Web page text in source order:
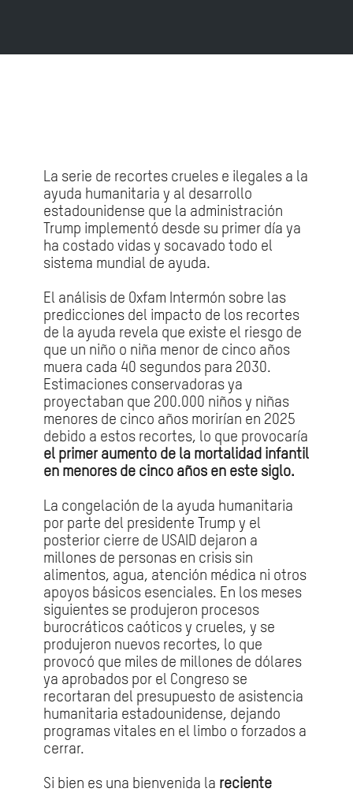
La serie de recortes crueles e ilegales a la
ayuda humanitaria y al desarrollo
estadounidense que la administración
Trump implementó desde su primer día ya
ha costado vidas y socavado todo el
sistema mundial de ayuda.
El análisis de Oxfam Intermón sobre las
predicciones del impacto de los recortes
de la ayuda revela que existe el riesgo de
que un niño o niña menor de cinco años
muera cada 40 segundos para 2030.
Estimaciones conservadoras ya
proyectaban que 200.000 niños y niñas
menores de cinco años morirían en 2025
debido a estos recortes, lo que provocaría
el primer aumento de la mortalidad infantil
en menores de cinco años en este siglo.
La congelación de la ayuda humanitaria
por parte del presidente Trump y el
posterior cierre de USAID dejaron a
millones de personas en crisis sin
alimentos, agua, atención médica ni otros
apoyos básicos esenciales. En los meses
siguientes se produjeron procesos
burocráticos caóticos y crueles, y se
produjeron nuevos recortes, lo que
provocó que miles de millones de dólares
ya aprobados por el Congreso se
recortaran del presupuesto de asistencia
humanitaria estadounidense, dejando
programas vitales en el limbo o forzados a
cerrar.
Si bien es una bienvenida la reciente